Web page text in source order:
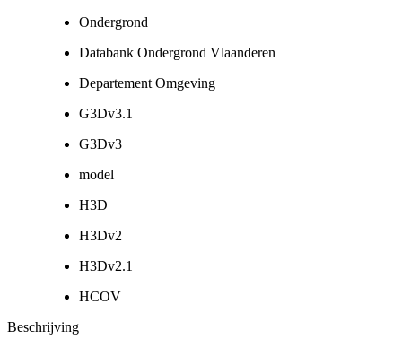
Ondergrond
Databank Ondergrond Vlaanderen
Departement Omgeving
G3Dv3.1
G3Dv3
model
H3D
H3Dv2
H3Dv2.1
HCOV
Beschrijving